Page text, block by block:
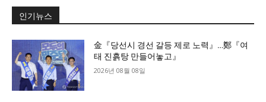
인기뉴스
金『당선시 경선 갈등 제로 노력』…鄭『여
태 진흙탕 만들어놓고』
2026년 08월 08일